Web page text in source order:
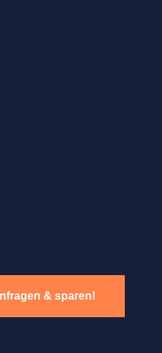
& sparen!